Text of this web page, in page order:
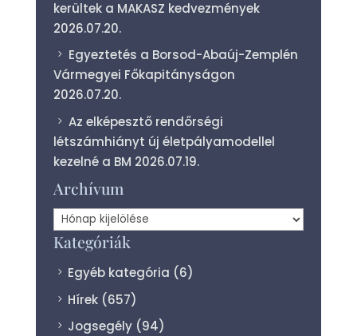
kerültek a MAKASZ kedvezmények
2026.07.20.
Egyeztetés a Borsod-Abaúj-Zemplén
Vármegyei Főkapitányságon
2026.07.20.
Az elképesztő rendőrségi
létszámhiányt új életpályamodellel
kezelné a BM 2026.07.19.
Archívum
Archívum
Kategóriák
Egyéb kategória (6)
Hírek (657)
Jogsegély (94)